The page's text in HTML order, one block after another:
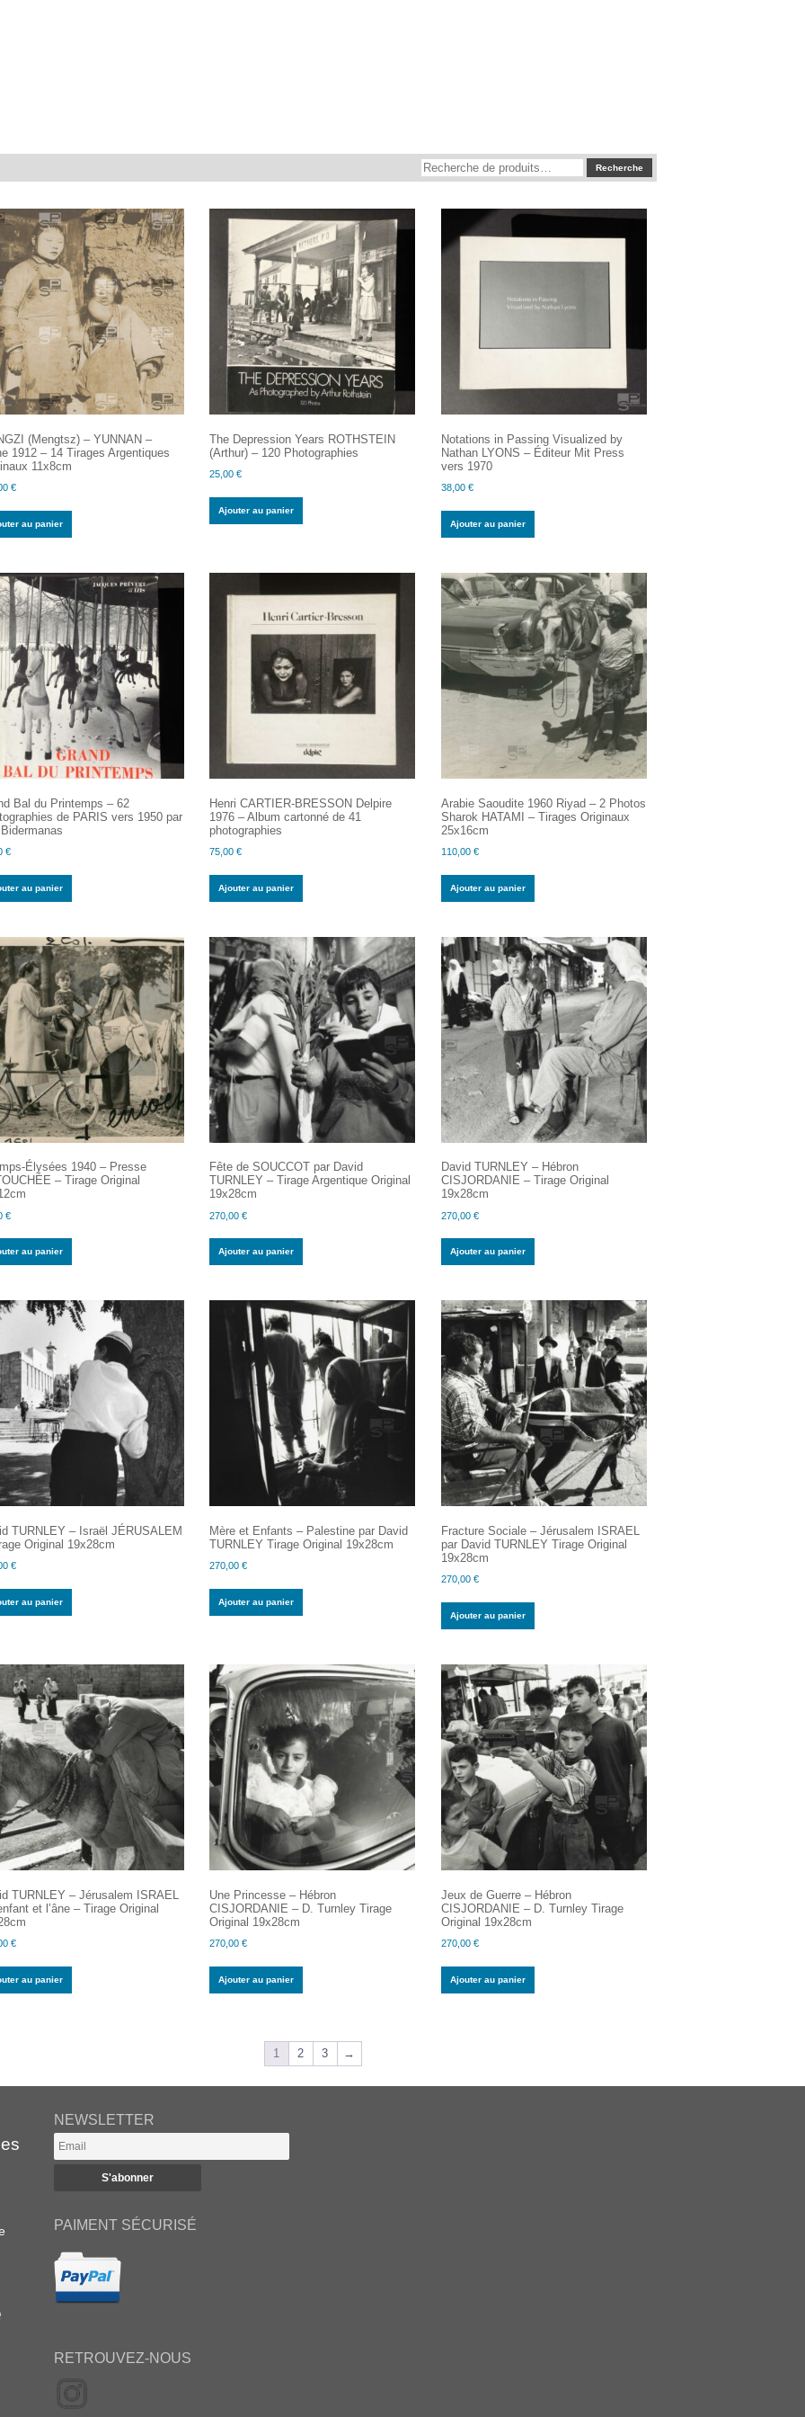
Recherche
pour :
Recherche
(Mengtsz) – YUNNAN –
1912 – 14 Tirages Argentiques
11x8cm
€
au panier
The Depression Years ROTHSTEIN
(Arthur) – 120 Photographies
25,00€
Ajouter au panier
Notations in Passing Visualized by
Nathan LYONS – Éditeur Mit Press
vers 1970
38,00 €
Ajouter au panier
Bal du Printemps – 62
de PARIS vers 1950 par
€
au panier
Henri CARTIER-BRESSON Delpire
1976 – Album cartonné de 41
photographies
75,00€
Ajouter au panier
Arabie Saoudite 1960 Riyad – 2 Photos
Sharok HATAMI – Tirages Originaux
25x16cm
110,00 €
Ajouter au panier
Élysées 1940 – Presse
– Tirage Original
€
au panier
Fête de SOUCCOT par David
TURNLEY – Tirage Argentique Original
19x28cm
270,00€
Ajouter au panier
David TURNLEY – Hébron
CISJORDANIE – Tirage Original
19x28cm
270,00 €
Ajouter au panier
TURNLEY – Israël JÉRUSALEM
Original 19x28cm
€
au panier
Mère et Enfants – Palestine par David
TURNLEY Tirage Original 19x28cm
270,00€
Ajouter au panier
Fracture Sociale – Jérusalem ISRAEL
par David TURNLEY Tirage Original
19x28cm
270,00 €
Ajouter au panier
TURNLEY – Jérusalem ISRAEL
et l’âne – Tirage Original
€
au panier
Une Princesse – Hébron
CISJORDANIE – D. Turnley Tirage
Original 19x28cm
270,00€
Ajouter au panier
Jeux de Guerre – Hébron
CISJORDANIE – D. Turnley Tirage
Original 19x28cm
270,00 €
Ajouter au panier
1 2 3 →
NEWSLETTER
PAIMENT SÉCURISÉ
RETROUVEZ-NOUS